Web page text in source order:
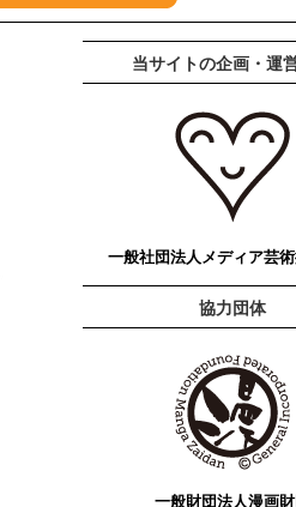
当サイトの企画・運
一般社団法人メディア芸
協力団体
一般財団法人漫画